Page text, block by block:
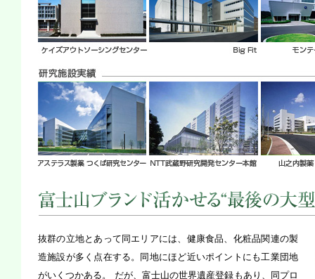
抜群の立地とあって同エリアには、健康食品、化粧品関連の製
造施設が多く点在する。同地にほど近いポイントにも工業団地
がいくつかある。 だが、富士山の世界遺産登録もあり、同プロ